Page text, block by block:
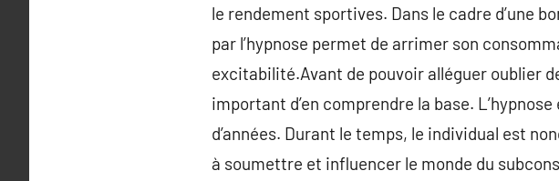
le rendement sportives. Dans le cadre d’une
par l’hypnose permet de arrimer son
excitabilité.Avant de pouvoir alléguer oublier
important d’en comprendre la base.
d’années. Durant le temps, le individual est
à soumettre et influencer le monde du